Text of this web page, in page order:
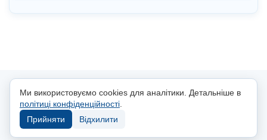
© 2014-2025, Чортоліси.zt.ua
Ми використовуємо cookies для аналітики. Детальніше в
політиці конфіденційності
Прийняти
Відхилити